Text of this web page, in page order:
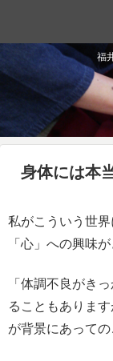
福
身体には本
私がこういう世
「心」への興味
「体調不良がき
ることもありま
が背景にあっての